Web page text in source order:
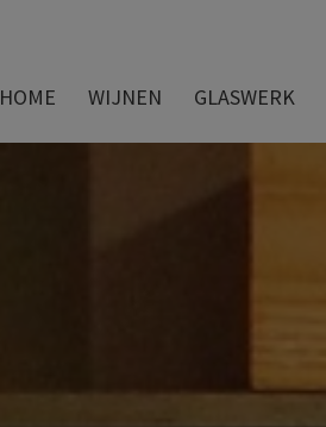
HOME WIJNEN GLASWERK